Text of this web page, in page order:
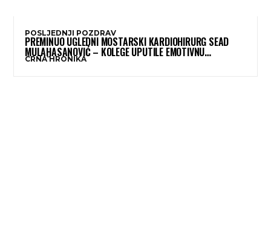
POSLJEDNJI POZDRAV
PREMINUO UGLEDNI MOSTARSKI KARDIOHIRURG SEAD
MULAHASANOVIĆ – KOLEGE UPUTILE EMOTIVNU
OPROŠTAJNU PORUKU
CRNA HRONIKA